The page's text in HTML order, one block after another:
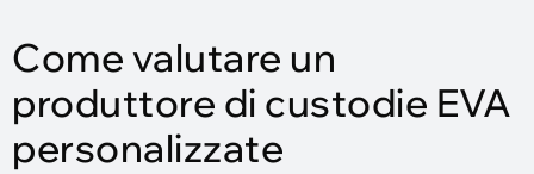
Come valutare un
produttore di custodie EVA
personalizzate